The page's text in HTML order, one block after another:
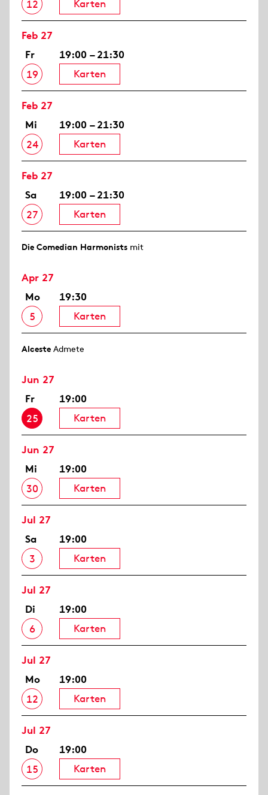
12 Karten
Feb 27
Fr
19
19:00 – 21:30
Karten
Feb 27
Mi
24
19:00 – 21:30
Karten
Feb 27
Sa
27
19:00 – 21:30
Karten
Die Comedian Harmonists mit
Apr 27
Mo
5
19:30
Karten
Alceste Admete
Jun 27
Fr
25
19:00
Karten
Jun 27
Mi
30
19:00
Karten
Jul 27
Sa
3
19:00
Karten
Jul 27
Di
6
19:00
Karten
Jul 27
Mo
12
19:00
Karten
Jul 27
Do
15
19:00
Karten